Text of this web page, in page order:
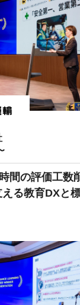
間の評価工数
える教育DXと